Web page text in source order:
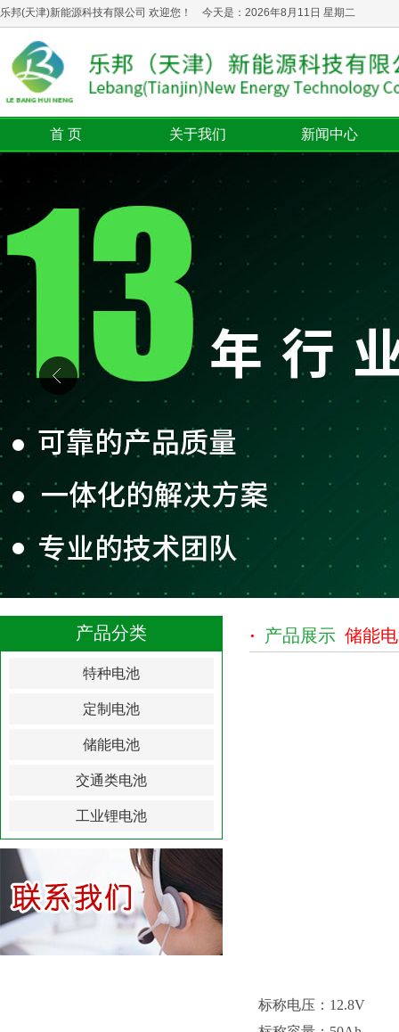
乐邦(天津)新能源科技有限公司 欢迎您！ 今天是：2026年8月11日 星期二
首 页 关于我们 新闻中心
产品分类
特种电池
定制电池
储能电池
交通类电池
工业锂电池
· 产品展示 储能
标称电压： 12.8V